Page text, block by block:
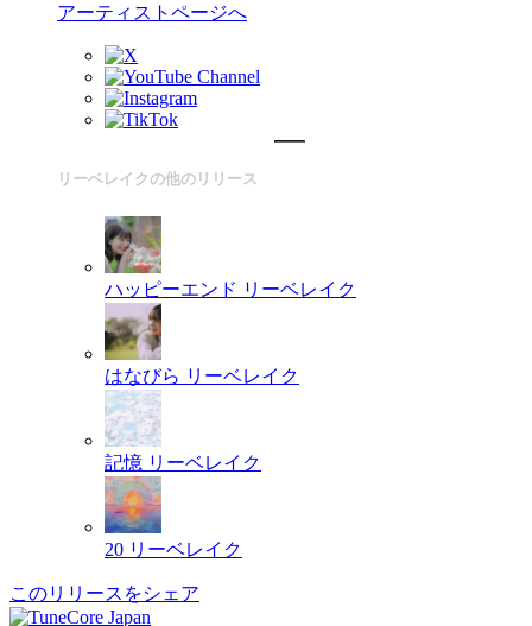
アーティストページへ
リーベレイクの他のリリース
ハッピーエンド リーベレイク
はなびら リーベレイク
記憶 リーベレイク
20 リーベレイク
このリリースをシェア